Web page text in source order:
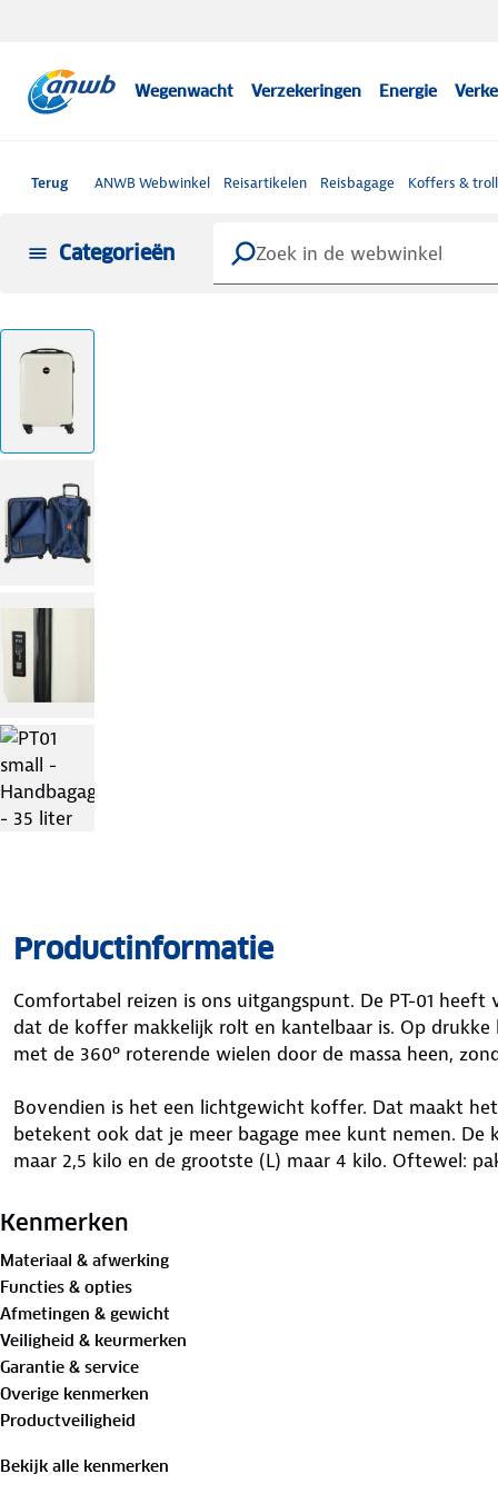
Wegenwacht Verzekeringen Energie
Terug ANWB Webwinkel Reisartikelen Reisbagage Koffers &
Categorieën
Productinformatie
Comfortabel reizen is ons uitgangspunt. De PT-01
dat de koffer makkelijk rolt en kantelbaar is. Op
met de 360º roterende wielen door de massa heen,
Bovendien is het een lichtgewicht koffer. Dat maakt
betekent ook dat je meer bagage mee kunt nemen.
maar 2,5 kilo en de grootste (L) maar 4 kilo. Oftewel:
Over het inpakken gesproken: de binnenkant van de
elastische straps. Zo is inpakstress verleden tijd én blijft
plaats van bestemming pak je alles weer uit zoals je het
inhoud en zonder al te veel kreukels in je kleding.
Het oog wil ook wat: op pad met een stijlvolle en
De voorpret van je reis start al bij de voorbereiding: het
Maar zeg nu zelf: het oog wil ook wat toch? Alle PT-01
door de matte afwerking. Ga je op pad met een
Kenmerken
Materiaal & afwerking
Functies & opties
Afmetingen & gewicht
Veiligheid & keurmerken
Garantie & service
Overige kenmerken
Productveiligheid
Bekijk alle kenmerken